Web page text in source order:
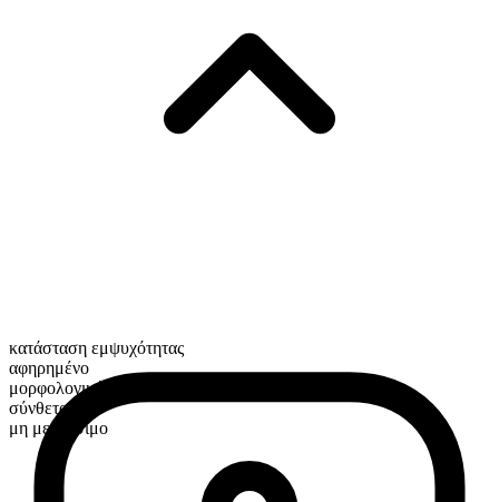
κατάσταση εμψυχότητας
αφηρημένο
μορφολογική σύνθεση
σύνθετο
μη μετρήσιμο